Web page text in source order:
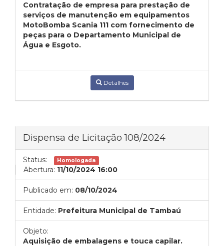
Contratação de empresa para prestação de
serviços de manutenção em equipamentos
MotoBomba Scania 111 com fornecimento de
peças para o Departamento Municipal de
Água e Esgoto.
Detalhes
Dispensa de Licitação 108/2024
Status: Homologada
Abertura: 11/10/2024 16:00
Publicado em: 08/10/2024
Entidade: Prefeitura Municipal de Tambaú
Objeto:
Aquisição de embalagens e touca capilar.